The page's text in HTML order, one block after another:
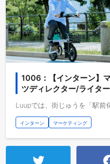
1006：【インターン】
ツディレクター/ライター
インターン マーケティング